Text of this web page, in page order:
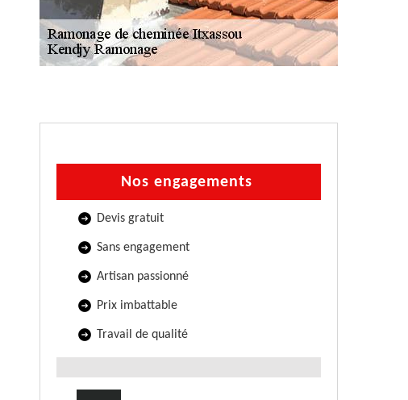
Nos engagements
Devis gratuit
Sans engagement
Artisan passionné
Prix imbattable
Travail de qualité